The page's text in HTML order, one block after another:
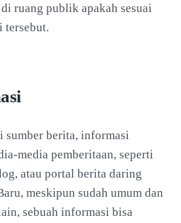
ruang publik apakah sesuai
tersebut.
sumber berita, informasi
media pemberitaan, seperti
atau portal berita daring
meskipun sudah umum dan
sebuah informasi bisa